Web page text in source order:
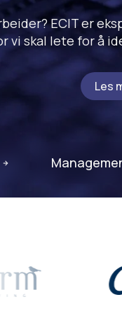
ECIT er
vi skal lete for å
Les